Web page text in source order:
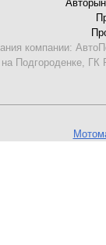
компании:
на Подгороденке,